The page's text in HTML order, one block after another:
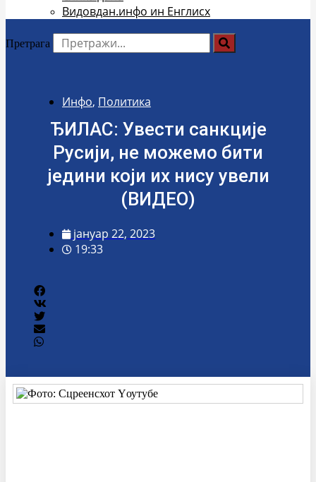
Видовдан.инфо ин Енглисх
Претрага
Инфо, Политика
ЂИЛАС: Увести санкције
Русији, не можемо бити
једини који их нису увели
(ВИДЕО)
јануар 22, 2023
19:33